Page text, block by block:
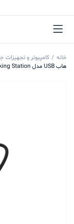
خانه کامپیوتر و تجهیزات
هاب USB مدل Baseus UltraJoy Series 7-Port HUB Docking Station